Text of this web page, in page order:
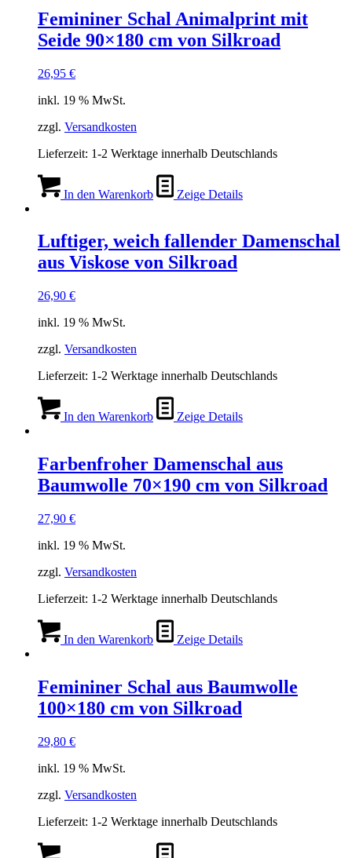
Femininer Schal Animalprint mit
Seide 90×180 cm von Silkroad
26,95 €
inkl. 19 % MwSt.
zzgl. Versandkosten
Lieferzeit: 1-2 Werktage innerhalb Deutschlands
In den Warenkorb Zeige Details
Luftiger, weich fallender Damenschal
aus Viskose von Silkroad
26,90 €
inkl. 19 % MwSt.
zzgl. Versandkosten
Lieferzeit: 1-2 Werktage innerhalb Deutschlands
In den Warenkorb Zeige Details
Farbenfroher Damenschal aus
Baumwolle 70×190 cm von Silkroad
27,90 €
inkl. 19 % MwSt.
zzgl. Versandkosten
Lieferzeit: 1-2 Werktage innerhalb Deutschlands
In den Warenkorb Zeige Details
Femininer Schal aus Baumwolle
100×180 cm von Silkroad
29,80 €
inkl. 19 % MwSt.
zzgl. Versandkosten
Lieferzeit: 1-2 Werktage innerhalb Deutschlands